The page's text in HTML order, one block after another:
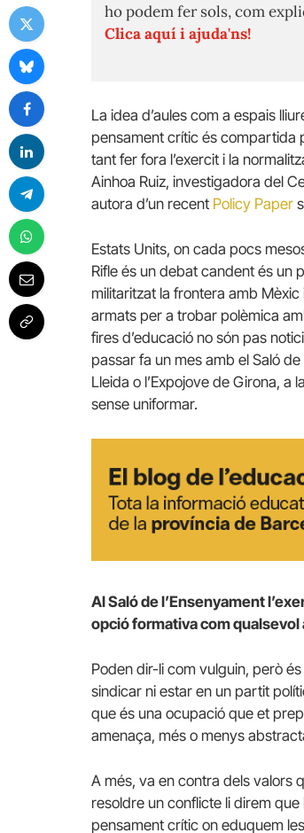
ho podem fer sols, com
Clica aquí i ajuda'ns!
La idea d’aules com a espais
pensament crític és compartida
tant fer fora l’exercit i la
Ainhoa Ruiz, investigadora del
autora d’un recent Policy Paper
Estats Units, on cada pocs
Rifle és un debat candent és un
militaritzat la frontera amb
armats per a trobar polèmica
fires d’educació no són pas
passar fa un mes amb el Saló
Lleida o l’Expojove de Girona, a
sense uniformar.
Al Saló de l’Ensenyament
opció formativa com qualsevol
Poden dir-li com vulguin, però
sindicar ni estar en un partit
que és una ocupació que et
amenaça, més o menys
A més, va en contra dels valors
resoldre un conflicte li direm que
pensament crític on eduquem